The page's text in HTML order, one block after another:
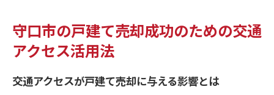
守口市の主要交通路と売却効果
通勤・通学に便利なエリアの魅力
地域特性を活かした大阪府守口市での戸建て売
守口市の戸建て売却成功のための交通
アクセス活用法
交通アクセスが戸建て売却に与える影響とは